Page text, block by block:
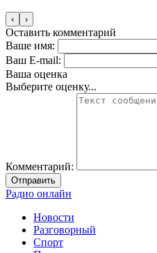
‹ ›
Оставить комментарий
Ваше имя:
Ваш E-mail:
Ваша оценка
Выберите оценку...
Комментарий:
Отправить
Радио онлайн
Новости
Разговорный
Спорт